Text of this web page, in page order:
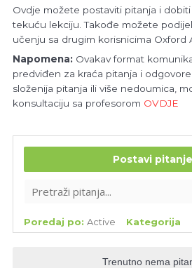
Lektion 10 – Gesundheit
Lektion 11 – In der Stadt
Lektion 12 – Der Kunde ist
Lektion 14 – Feste
Ovdje možete postaviti pitanja i
tekuću lekciju. Takođe možete
učenju sa drugim korisnicima Oxford
Napomena: Ovakav format
predviđen za kraća pitanja i
složenija pitanja ili više nedoumica,
konsultaciju sa profesorom OVDJE
Postavi
Poredaj po: Active Kategorija
Trenutno nema